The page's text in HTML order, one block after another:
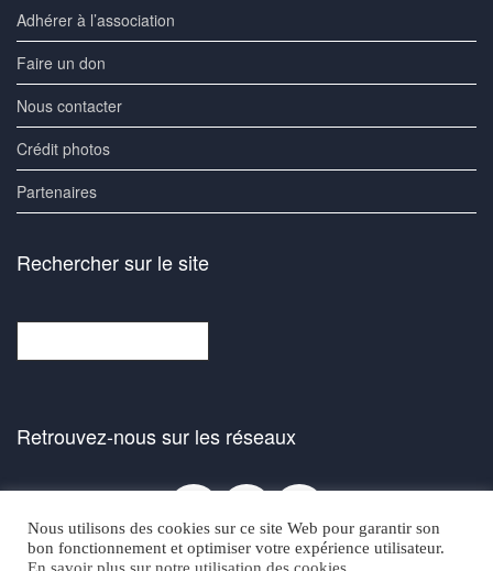
Adhérer à l’association
Faire un don
Nous contacter
Crédit photos
Partenaires
Rechercher sur le site
Retrouvez-nous sur les réseaux
Facebook
Bluesky
Nous utilisons des cookies sur ce site Web pour garantir son
bon fonctionnement et optimiser votre expérience utilisateur.